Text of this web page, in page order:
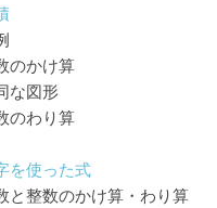
のかけ算
な図形
のわり算
を使った式
と整数のかけ算・わり算